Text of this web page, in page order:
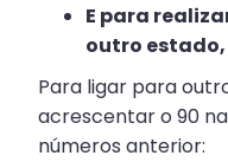
E para
outro
Para ligar para
acrescentar o 90
números anterior: